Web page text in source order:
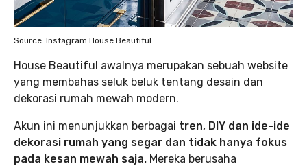
Source: Instagram House Beautiful
House Beautiful awalnya merupakan sebuah website
yang membahas seluk beluk tentang desain dan
dekorasi rumah mewah modern.
Akun ini menunjukkan berbagai tren, DIY dan ide-ide
dekorasi rumah yang segar dan tidak hanya fokus
pada kesan mewah saja. Mereka berusaha